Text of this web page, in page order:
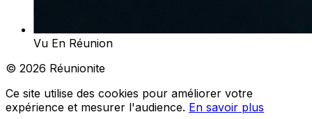
Vu En Réunion
© 2026 Réunionite
Ce site utilise des cookies pour améliorer votre
expérience et mesurer l'audience. En savoir plus